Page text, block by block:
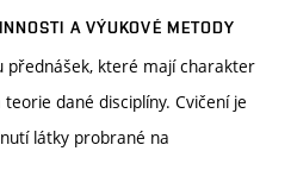
A VÝUKOVÉ METODY
přednášek, které mají charakter
dané disciplíny. Cvičení je
látky probrané na